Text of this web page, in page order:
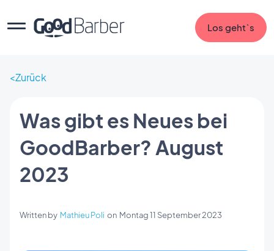
Los geht`s
Zurück
Was gibt es Neues bei
GoodBarber? August
2023
Written by Mathieu Poli on Montag 11 September 2023